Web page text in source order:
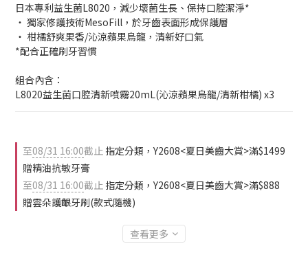
日本專利益生菌L8020，減少壞菌生長、保持口腔潔淨*
‧ 獨家修護技術MesoFill，於牙齒表面形成保護層
‧ 柑橘舒爽果香/沁涼蘋果烏龍，清新好口氣
*配合正確刷牙習慣
組合內含：
L8020益生菌口腔清新噴霧20mL(沁涼蘋果烏龍/清新柑橘) x3
至08/31 16:00截止 指定分類，Y2608<夏日美齒大賞>滿$1499
贈精油抗敏牙膏
至08/31 16:00截止 指定分類，Y2608<夏日美齒大賞>滿$888
贈雲朵護齦牙刷(款式隨機)
查看更多